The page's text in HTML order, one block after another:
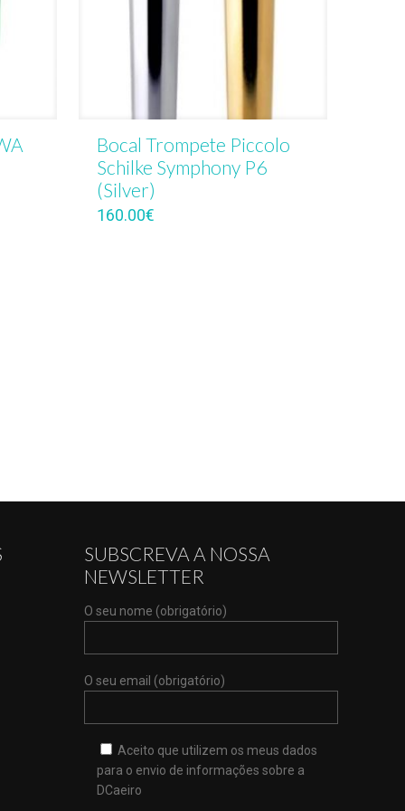
Bocal Trompete Piccolo
Schilke Symphony P6
(Silver)
160.00€
SUBSCREVA A NOSSA
NEWSLETTER
O seu nome (obrigatório)
O seu email (obrigatório)
Aceito que utilizem os meus dados
para o envio de informações sobre a
DCaeiro